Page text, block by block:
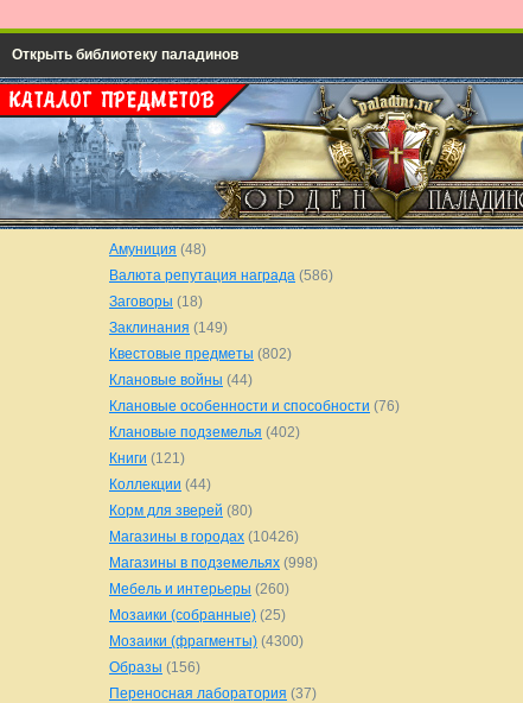
Открыть библиотеку паладинов
Амуниция (48)
Валюта репутация награда (586)
Заговоры (18)
Заклинания (149)
Квестовые предметы (802)
Клановые войны (44)
Клановые особенности и способности (76)
Клановые подземелья (402)
Книги (121)
Коллекции (44)
Корм для зверей (80)
Магазины в городах (10426)
Магазины в подземельях (998)
Мебель и интерьеры (260)
Мозаики (собранные) (25)
Мозаики (фрагменты) (4300)
Образы (156)
Переносная лаборатория (37)